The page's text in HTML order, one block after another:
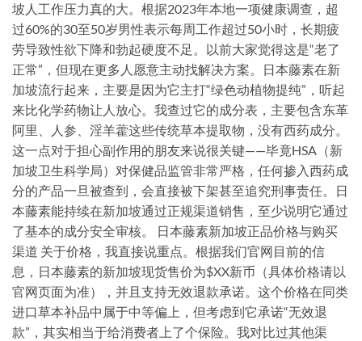
坡人工作压力真的大。根据2023年本地一项健康调查，超
过60%的30至50岁男性表示每周工作超过50小时，长期疲
劳导致性欲下降和勃起硬度不足。以前大家觉得这是“老了
正常”，但现在更多人愿意主动找解决方案。日本藤素在新
加坡流行起来，主要是因为它主打“绿色动植物提纯”，听起
来比化学药物让人放心。我查过它的成分表，主要包含东革
阿里、人参、淫羊藿这些传统草本提取物，没有西药成分。
这一点对于担心副作用的朋友来说很关键——毕竟HSA（新
加坡卫生科学局）对保健品监管非常严格，任何掺入西药成
分的产品一旦被查到，会直接被下架甚至追究刑事责任。日
本藤素能持续在新加坡通过正规渠道销售，至少说明它通过
了基本的成分安全审核。 日本藤素新加坡正品价格与购买
渠道 关于价格，我直接说重点。根据我们官网目前的信
息，日本藤素的新加坡现货售价为$XX新币（具体价格请以
官网页面为准），并且支持无效退款承诺。这个价格在同类
进口草本补品中属于中等偏上，但考虑到它承诺“无效退
款”，其实相当于给消费者上了个保险。我对比过其他渠